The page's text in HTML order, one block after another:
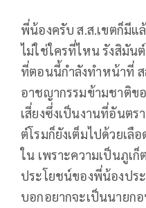
พี่น้องครับ ส.ส.เขตก็มีแ
ไม่ใช่ใครที่ไหน รังสิมัน
ที่ตอนนี้กำลังทำหน้าที่ ส
อาชญากรรมข้ามชาติข
เสี่ยงซึ่งเป็นงานที่อันต
ต์โรมก็ยังเต็มไปด้วยเลื
ใน เพราะความเป็นภูเก็
ประโยชน์ของพี่น้องปร
บอกอยากจะเป็นนายก